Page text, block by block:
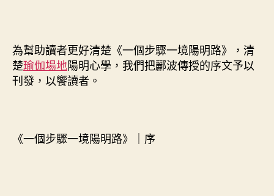
為幫助讀者更好清楚《一個步驟一境陽明路》，清
楚瑜伽場地陽明心學，我們把酈波傳授的序文予以
刊發，以饗讀者。
《一個步驟一境陽明路》｜序